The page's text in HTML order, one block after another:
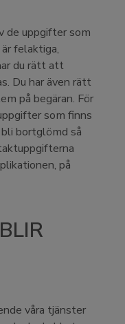
de uppgifter som
felaktiga,
du rätt att
Du har även rätt
på begäran. För
som finns
bortglömd så
på
våra tjänster